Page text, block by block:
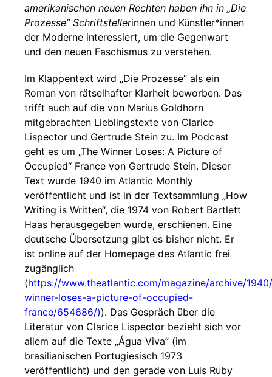
amerikanischen neuen Rechten haben ihn in „Die
Prozesse“ Schriftstellerinnen und Künstler*innen
der Moderne interessiert, um die Gegenwart
und den neuen Faschismus zu verstehen.
Im Klappentext wird „Die Prozesse” als ein
Roman von rätselhafter Klarheit beworben. Das
trifft auch auf die von Marius Goldhorn
mitgebrachten Lieblingstexte von Clarice
Lispector und Gertrude Stein zu. Im Podcast
geht es um „The Winner Loses: A Picture of
Occupied“ France von Gertrude Stein. Dieser
Text wurde 1940 im Atlantic Monthly
veröffentlicht und ist in der Textsammlung „How
Writing is Written“, die 1974 von Robert Bartlett
Haas herausgegeben wurde, erschienen. Eine
deutsche Übersetzung gibt es bisher nicht. Er
ist online auf der Homepage des Atlantic frei
zugänglich
(https://www.theatlantic.com/magazine/archive/
winner-loses-a-picture-of-occupied-
france/654686/)). Das Gespräch über die
Literatur von Clarice Lispector bezieht sich vor
allem auf die Texte „Água Viva” (im
brasilianischen Portugiesisch 1973
veröffentlicht) und den gerade von Luis Ruby